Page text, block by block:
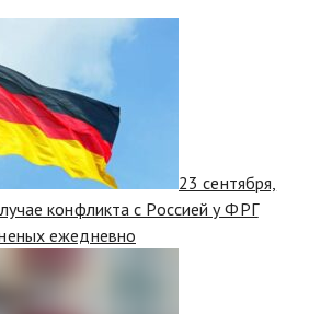
23 сентября,
конфликта с Россией у ФРГ
ежедневно